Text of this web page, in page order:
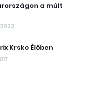
a múlt
Krsko Élőben